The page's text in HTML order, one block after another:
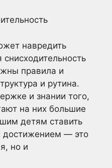
навредить
правила и
и рутина.
и знании того,
на них большие
детям ставить
достижением — это
но и